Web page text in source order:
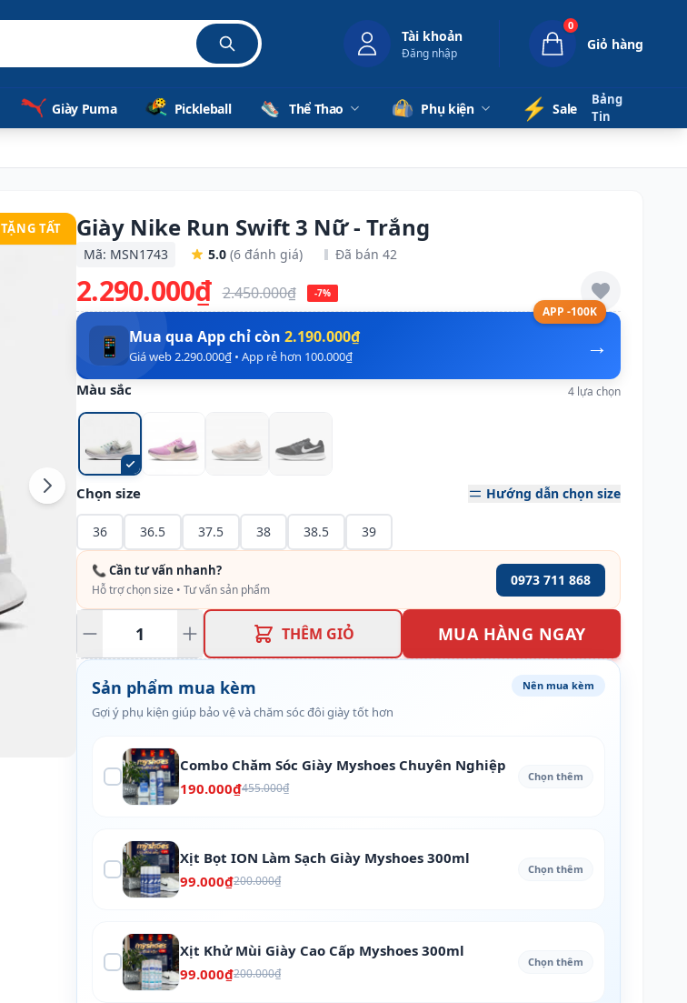
Tài khoản
Đăng nhập
0
Giỏ hàng
Giày Puma Pickleball Thể Thao Phụ kiện ⚡️ Sale
Bảng
Tin
TẶNG TẤT Giày Nike Run Swift 3 Nữ - Trắng
Mã: MSN1743 5.0 (6 đánh giá) Đã bán 42
2.290.000₫ 2.450.000₫ -7%
APP -100K
→
📱 Mua qua App chỉ còn 2.190.000₫
Giá web 2.290.000₫ • App rẻ hơn 100.000₫
Màu sắc 4 lựa chọn
Chọn size Hướng dẫn chọn size
36 36.5 37.5 38 38.5 39
📞 Cần tư vấn nhanh?
Hỗ trợ chọn size • Tư vấn sản phẩm
0973 711 868
THÊM GIỎ MUA HÀNG NGAY
Sản phẩm mua kèm
Gợi ý phụ kiện giúp bảo vệ và chăm sóc đôi giày tốt hơn
Nên mua kèm
Combo Chăm Sóc Giày Myshoes Chuyên Nghiệp
190.000₫455.000₫
Chọn thêm
Xịt Bọt ION Làm Sạch Giày Myshoes 300ml
99.000₫200.000₫
Chọn thêm
Xịt Khử Mùi Giày Cao Cấp Myshoes 300ml
99.000₫200.000₫
Chọn thêm